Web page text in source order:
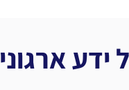
ידע ארגוני